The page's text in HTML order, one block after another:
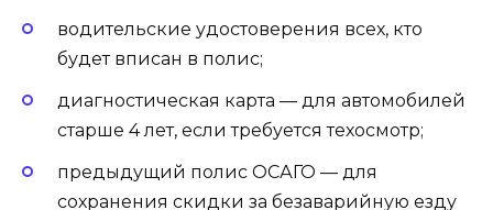
водительские удостоверения всех, кто
будет вписан в полис;
диагностическая карта — для автомобилей
старше 4 лет, если требуется техосмотр;
предыдущий полис ОСАГО — для
сохранения скидки за безаварийную езду